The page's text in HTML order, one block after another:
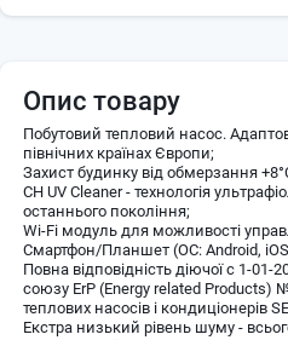
Опис товару
Побутовий тепловий насос.
північних країнах Європи;
Захист будинку від обмерзання
CH UV Cleaner - технологія
останнього покоління;
Wi-Fi модуль для можливості
Смартфон/Планшет (ОС: Android,
Повна відповідність діючої c 1-01-
союзу ErP (Energy related Products)
теплових насосів і кондиціонерів
Екстра низький рівень шуму -